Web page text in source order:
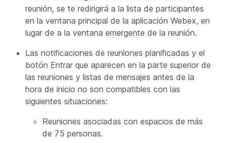
reunión, se te redirigirá a la lista de participantes
en la ventana principal de la aplicación Webex, en
lugar de a la ventana emergente de la reunión.
Las notificaciones de reuniones planificadas y el
botón Entrar que aparecen en la parte superior de
las reuniones y listas de mensajes antes de la
hora de inicio no son compatibles con las
siguientes situaciones:
Reuniones asociadas con espacios de más
de 75 personas.